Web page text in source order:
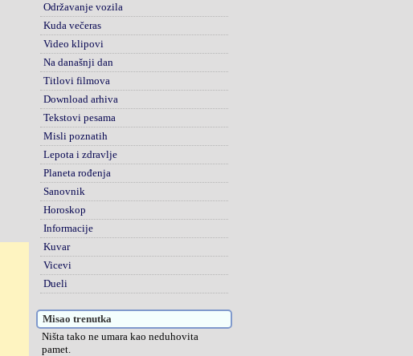
Održavanje vozila
Kuda večeras
Video klipovi
Na današnji dan
Titlovi filmova
Download arhiva
Tekstovi pesama
Misli poznatih
Lepota i zdravlje
Planeta rođenja
Sanovnik
Horoskop
Informacije
Kuvar
Vicevi
Dueli
Misao trenutka
Ništa tako ne umara kao neduhovita
pamet.